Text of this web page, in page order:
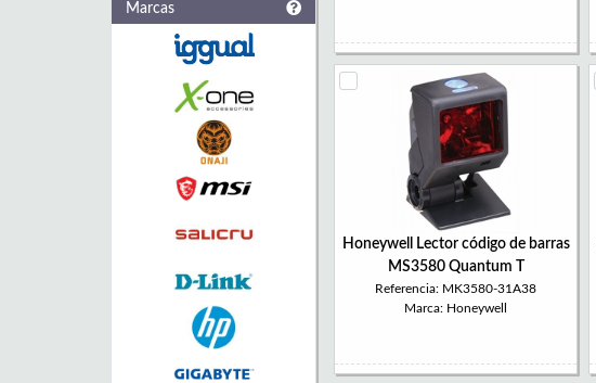
Marcas
Honeywell Lector código de barras
MS3580 Quantum T
Referencia: MK3580-31A38
Marca: Honeywell